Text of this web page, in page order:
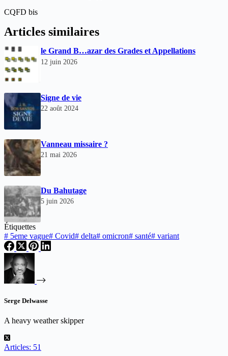
CQFD bis
Articles similaires
le Grand B…azar des Grades et Appellations
12 juin 2026
Signe de vie
22 août 2024
Vanneau missaire ?
21 mai 2026
Du Bahutage
5 juin 2026
Étiquettes
# 5eme vague# Covid# delta# omicron# santé# variant
Serge Delwasse
A heavy weather skipper
Articles: 51